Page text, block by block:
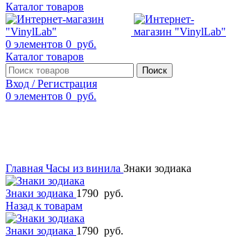
Каталог товаров
0 элементов 0 руб.
Каталог товаров
Поиск
Вход / Регистрация
0 элементов 0 руб.
Главная Часы из винила Знаки зодиака
Знаки зодиака 1790 руб.
Назад к товарам
Знаки зодиака 1790 руб.